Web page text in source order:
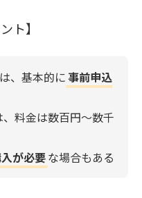
ト】
、基本的に事前申込
料金は数百円〜数千
が必要な場合もある